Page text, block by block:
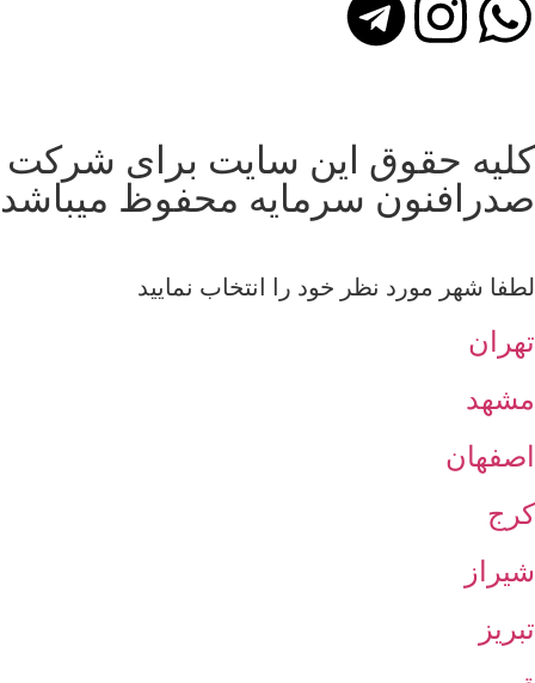
کلیه حقوق این سایت برای شرکت
صدرافنون سرمایه محفوظ میباشد
لطفا شهر مورد نظر خود را انتخاب نمایید
تهران
مشهد
اصفهان
کرج
شیراز
تبریز